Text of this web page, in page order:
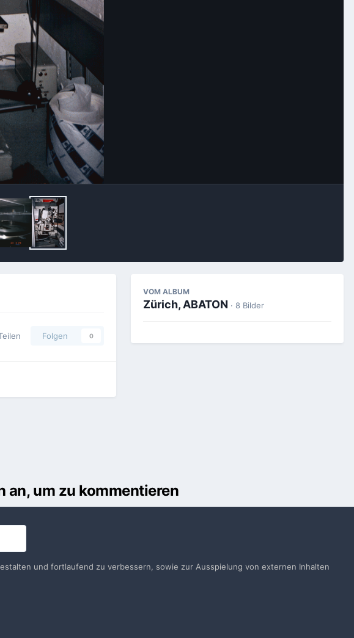
Folgen 0
VOM ALBUM
Zürich, ABATON · 8 Bilder
an, um zu kommentieren
Du hast bereits ein Benutzerkonto? Melde Dich hier an.
und fortlaufend zu verbessern, sowie zur Ausspielung von externen Inhalten